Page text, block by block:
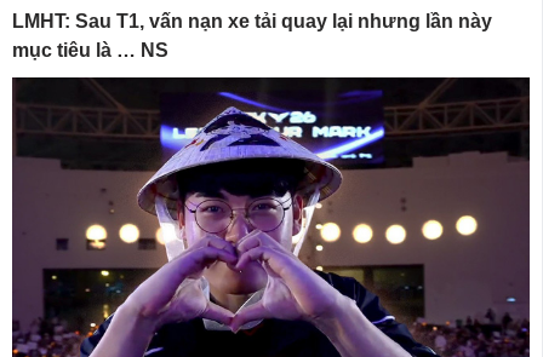
LMHT: Sau T1, vấn nạn xe tải quay lại nhưng lần này
mục tiêu là … NS